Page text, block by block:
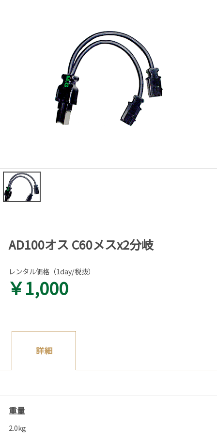
AD100オス C60メスx2分岐
レンタル価格（1day/税抜）
￥1,000
詳細
重量
2.0kg